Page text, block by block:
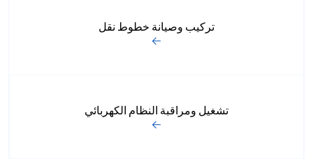
تركيب وصيانة خطوط نقل
تشغيل ومراقبة النظام الكهربائي